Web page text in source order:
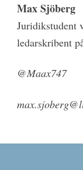
Max Sjöberg
Juridikstudent
ledarskribent
@Maax747